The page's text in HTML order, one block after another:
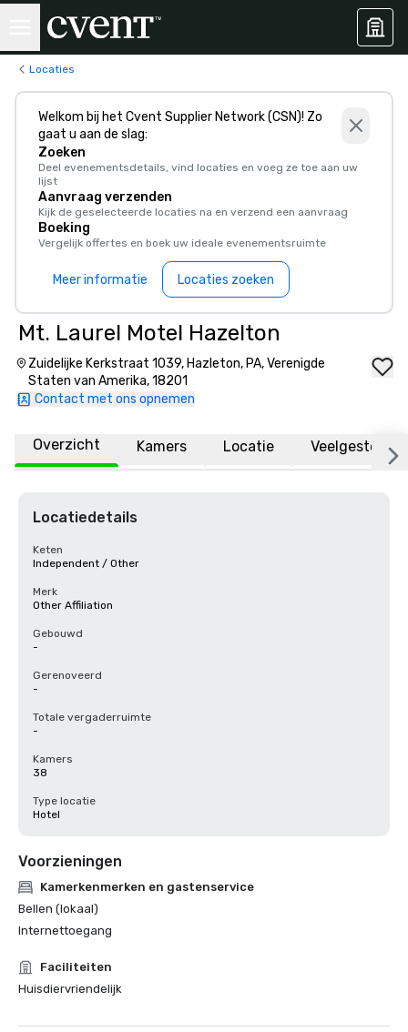
Locaties
Welkom bij het Cvent Supplier Network (CSN)! Zo
gaat u aan de slag:
Zoeken
Deel evenementsdetails, vind locaties en voeg ze toe aan uw
lijst
Aanvraag verzenden
Kijk de geselecteerde locaties na en verzend een aanvraag
Boeking
Vergelijk offertes en boek uw ideale evenementsruimte
Meer informatie Locaties zoeken
Mt. Laurel Motel Hazelton
Zuidelijke Kerkstraat 1039, Hazleton, PA, Verenigde
Staten van Amerika, 18201
Contact met ons opnemen
Overzicht Kamers Locatie Veelgestelde
Locatiedetails
Keten
Independent / Other
Merk
Other Affiliation
Gebouwd
-
Gerenoveerd
-
Totale vergaderruimte
-
Kamers
38
Type locatie
Hotel
Voorzieningen
Kamerkenmerken en gastenservice
Bellen (lokaal)
Internettoegang
Faciliteiten
Huisdiervriendelijk